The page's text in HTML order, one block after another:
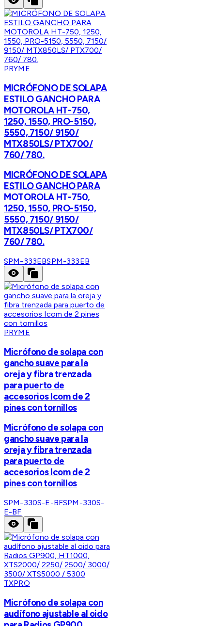
PRYME
MICRÓFONO DE SOLAPA
ESTILO GANCHO PARA
MOTOROLA HT-750,
1250, 1550, PRO-5150,
5550, 7150/ 9150/
MTX850LS/ PTX700/
760/ 780.
MICRÓFONO DE SOLAPA
ESTILO GANCHO PARA
MOTOROLA HT-750,
1250, 1550, PRO-5150,
5550, 7150/ 9150/
MTX850LS/ PTX700/
760/ 780.
SPM-333EBSPM-333EB
PRYME
Micrófono de solapa con
gancho suave para la
oreja y fibra trenzada
para puerto de
accesorios Icom de 2
pines con tornillos
Micrófono de solapa con
gancho suave para la
oreja y fibra trenzada
para puerto de
accesorios Icom de 2
pines con tornillos
SPM-330S-E-BFSPM-330S-
E-BF
TXPRO
Micrófono de solapa con
audífono ajustable al oido